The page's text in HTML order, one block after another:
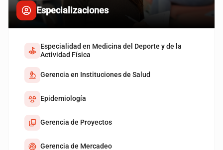
Especializaciones
Especialidad en Medicina del Deporte y de la
Actividad Física
Gerencia en Instituciones de Salud
Epidemiología
Gerencia de Proyectos
Gerencia de Mercadeo